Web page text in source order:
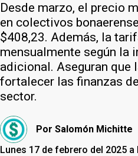
Desde marzo, el precio
en colectivos
$408,23. Además, la
mensualmente según la
adicional. Aseguran que
fortalecer las finanzas
sector.
Por Salomón Michitte
Lunes 17 de febrero del 2025 a